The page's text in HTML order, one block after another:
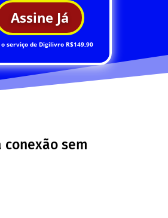
Assine Já
o serviço de Digilivro R$149,90
sem